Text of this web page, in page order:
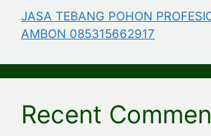
JASA TEBANG POHON
AMBON 085315662917
Recent